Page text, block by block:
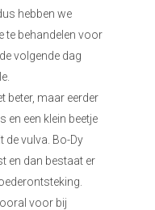
hebben we
te behandelen voor
volgende dag
beter, maar eerder
en een klein beetje
de vulva. Bo-Dy
en dan bestaat er
voor bij